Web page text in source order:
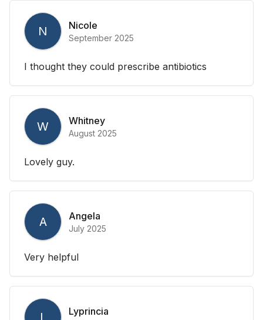
N Nicole
September 2025
I thought they could prescribe antibiotics
W Whitney
August 2025
Lovely guy.
A Angela
July 2025
Very helpful
L Lyprincia